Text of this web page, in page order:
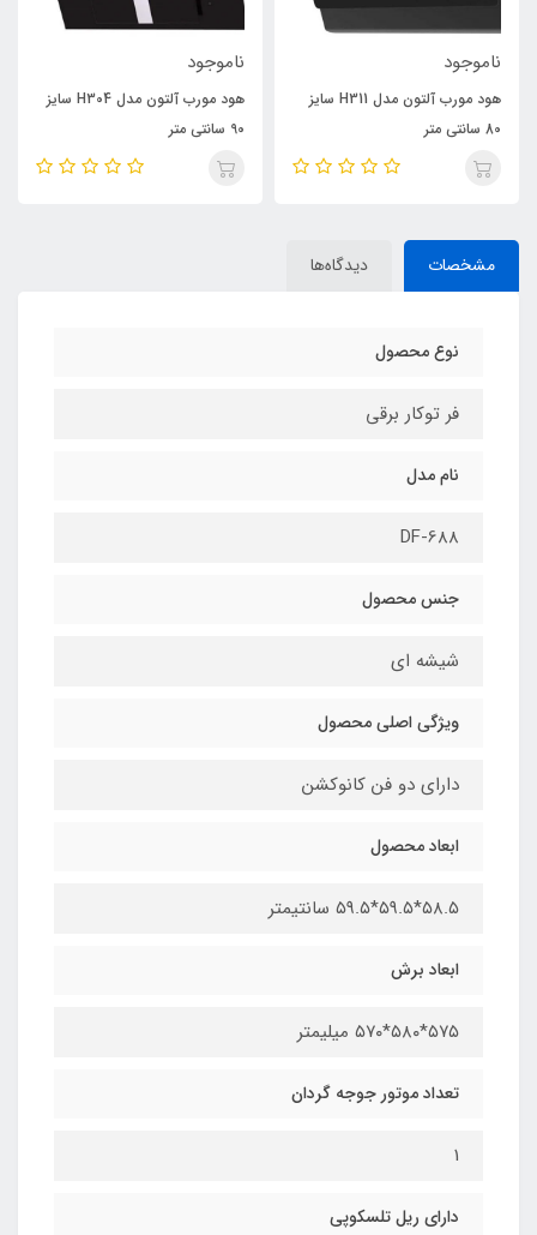
ناموجود
هود مورب آلتون مدل H311 سایز
80 سانتی متر
ناموجود
هود مورب آلتون مدل H304 سایز
90 سانتی متر
مشخصات دیدگاه‌ها
نوع محصول
فر توکار برقی
نام مدل
DF-688
جنس محصول
شیشه ای
ویژگی اصلی محصول
دارای دو فن کانوکشن
ابعاد محصول​
۵۸.۵*۵۹.۵*۵۹.۵ سانتیمتر
ابعاد برش
۵۷۵*۵۸۰*۵۷۰ میلیمتر
تعداد موتور جوجه گردان
1
دارای ریل تلسکوپی